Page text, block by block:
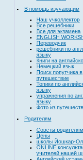
В помощь изучающим
Наш учколлектор
Все решебники
Все для экзамена
ENGLISH
Переводчик
решебники по
языку
Книги на
Немецкий язык
Поиск попутчика в
путешествие
Топики по
языку
упражнения по
языку
Фото из
Родителям
Советы родителям
Цены
школы Йошкар-
ONLINE
учителей нашей
Английский